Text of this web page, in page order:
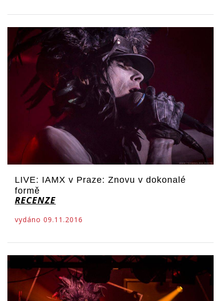
LIVE: IAMX v Praze: Znovu v dokonalé
formě
RECENZE
vydáno 09.11.2016